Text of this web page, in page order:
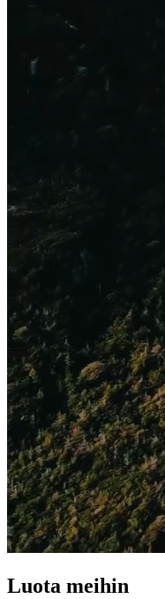
Luota meihin